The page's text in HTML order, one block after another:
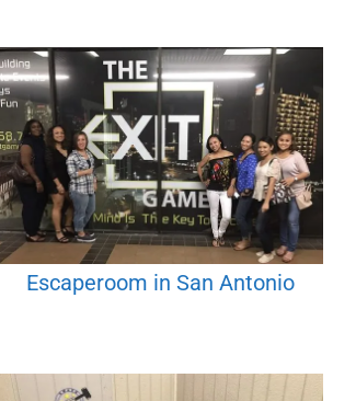
Escaperoom in San Antonio